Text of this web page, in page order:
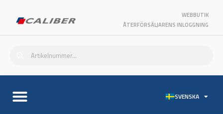
WEBBUTIK
ÅTERFÖRSÄLJARENS INLOGGNING
SVENSKA